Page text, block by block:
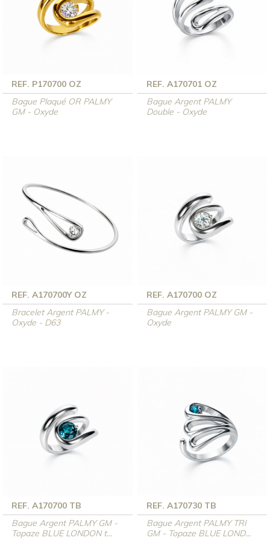
REF. P170700 OZ
Bague Plaqué OR PALMY
GM - Oxyde
REF. A170701 OZ
Bague Argent PALMY
Double - Oxyde
REF. A170700Y OZ
Bracelet Argent PALMY -
Oxyde - D63
REF. A170700 OZ
Bague Argent PALMY GM -
Oxyde
REF. A170700 TB
Bague Argent PALMY GM -
Topaze BLUE LONDON t...
REF. A170730 TB
Bague Argent PALMY TRI
GM - Topaze BLUE LOND...